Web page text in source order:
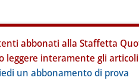
abbonati alla Staffetta
leggere interamente gli
un abbonamento di prova